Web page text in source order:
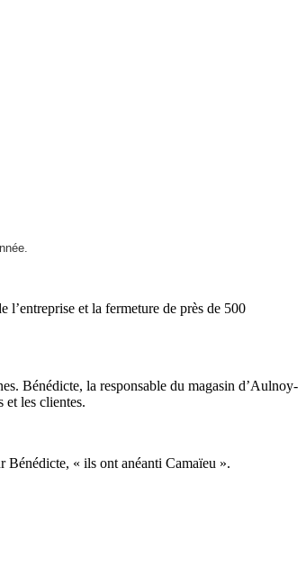
l’entreprise et la fermeture de près de 500
Bénédicte, la responsable du magasin d’Aulnoy-
et les clientes.
« ils ont anéanti Camaïeu ».